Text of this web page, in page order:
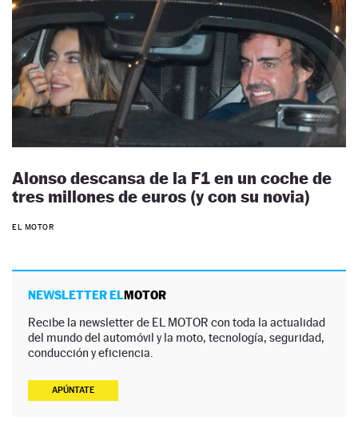
Alonso descansa de la F1 en un coche de
tres millones de euros (y con su novia)
EL MOTOR
NEWSLETTER ELMOTOR
Recibe la newsletter de EL MOTOR con toda la actualidad
del mundo del automóvil y la moto, tecnología, seguridad,
conducción y eficiencia.
APÚNTATE